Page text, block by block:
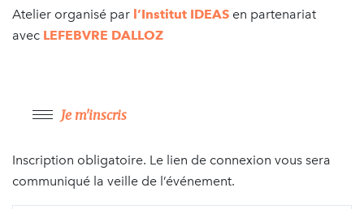
Atelier organisé par l’Institut IDEAS en partenariat
avec LEFEBVRE DALLOZ
Je m'inscris
Inscription obligatoire. Le lien de connexion vous sera
communiqué la veille de l’événement.